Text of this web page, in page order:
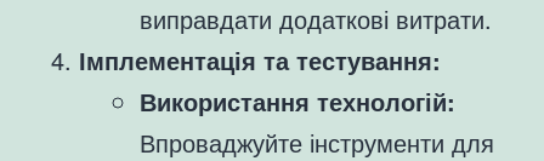
виправдати додаткові витрати.
Імплементація та тестування:
Використання технологій:
Впроваджуйте інструменти для